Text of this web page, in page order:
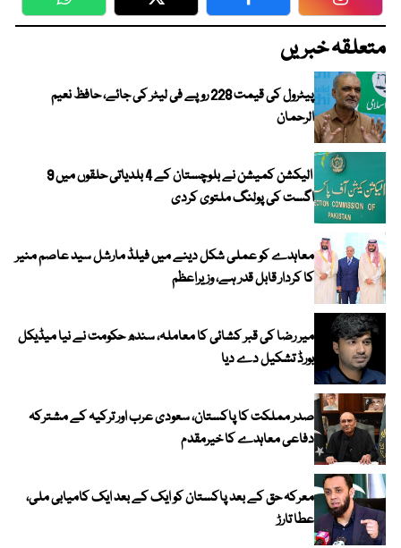
WhatsApp Twitter Facebook
متعلقہ خبریں
پیٹرول کی قیمت 228 روپے فی لیٹر کی جائے، حافظ نعیم
الرحمان
الیکشن کمیشن نے بلوچستان کے 4 بلدیاتی حلقوں میں 9
اگست کی پولنگ ملتوی کردی
معاہدے کو عملی شکل دینے میں فیلڈ مارشل سید عاصم منیر
کا کردار قابل قدر ہے، وزیراعظم
میر رضا کی قبر کشائی کا معاملہ، سندھ حکومت نے نیا میڈیکل
بورڈ تشکیل دے دیا
صدر مملکت کا پاکستان، سعودی عرب اور ترکیہ کے مشترکہ
دفاعی معاہدے کا خیرمقدم
معرکہ حق کے بعد پاکستان کو ایک کے بعد ایک کامیابی ملی،
عطا تارڑ